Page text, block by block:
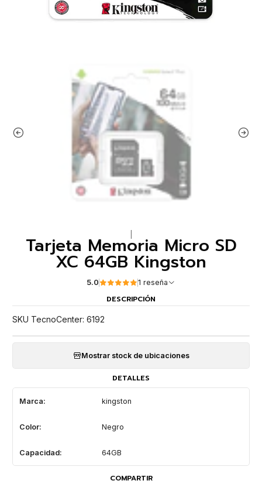
Tarjeta Memoria Micro SD
XC 64GB Kingston
5.0 1 reseña
DESCRIPCIÓN
SKU TecnoCenter: 6192
Mostrar stock de ubicaciones
DETALLES
Marca: kingston
Color: Negro
Capacidad: 64GB
COMPARTIR